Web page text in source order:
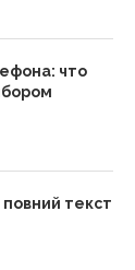
что
текст